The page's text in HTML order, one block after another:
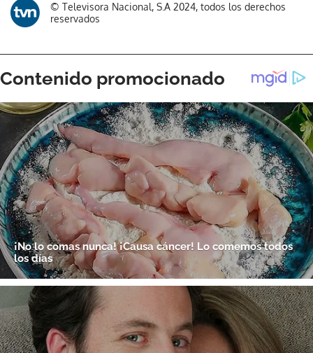
© Televisora Nacional, S.A 2024, todos los derechos
reservados